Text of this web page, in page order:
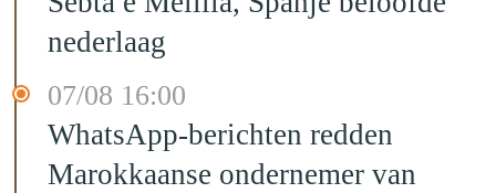
nederlaag
07/08 16:00
WhatsApp-berichten redden
Marokkaanse ondernemer van